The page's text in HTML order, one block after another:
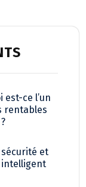
ce l’un
rentables
et
intelligent